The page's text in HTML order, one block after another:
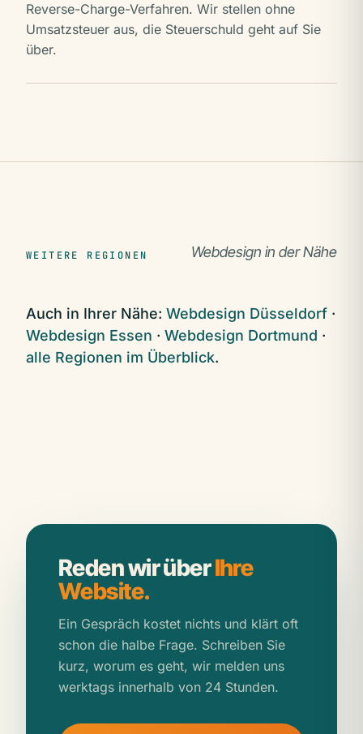
Reverse-Charge-Verfahren. Wir stellen ohne
Umsatzsteuer aus, die Steuerschuld geht auf Sie
über.
WEITERE REGIONEN Webdesign in der Nähe
Auch in Ihrer Nähe: Webdesign Düsseldorf ·
Webdesign Essen · Webdesign Dortmund ·
alle Regionen im Überblick.
Reden wir überIhre
Website.
Ein Gespräch kostet nichts und klärt oft
schon die halbe Frage. Schreiben Sie
kurz, worum es geht, wir melden uns
werktags innerhalb von 24 Stunden.